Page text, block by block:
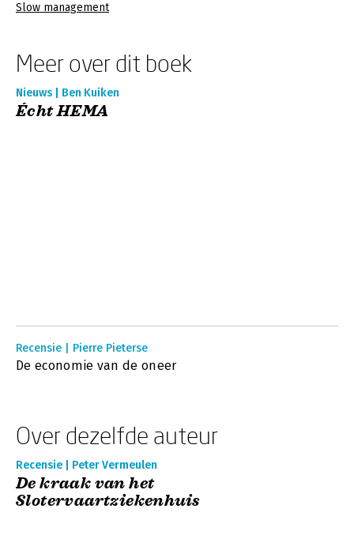
Slow management
Meer over dit boek
Nieuws | Ben Kuiken
Écht HEMA
Recensie | Pierre Pieterse
De economie van de oneer
Over dezelfde auteur
Recensie | Peter Vermeulen
De kraak van het
Slotervaartziekenhuis